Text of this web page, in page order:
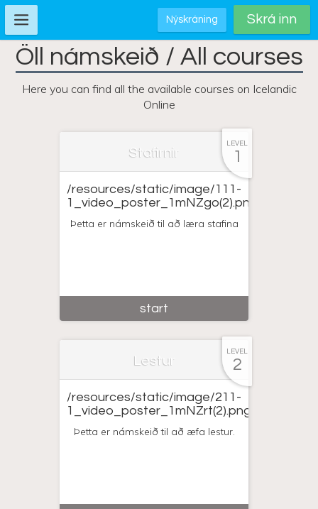
Nýskráning Skrá inn
Öll námskeið / All courses
Here you can find all the available courses on Icelandic
Online
LEVEL
1
Stafirnir
/resources/static/image/111-
1_video_poster_1mNZgo(2).png
Þetta er námskeið til að læra stafina
start
LEVEL
2
Lestur
/resources/static/image/211-
1_video_poster_1mNZrt(2).png
Þetta er námskeið til að æfa lestur.